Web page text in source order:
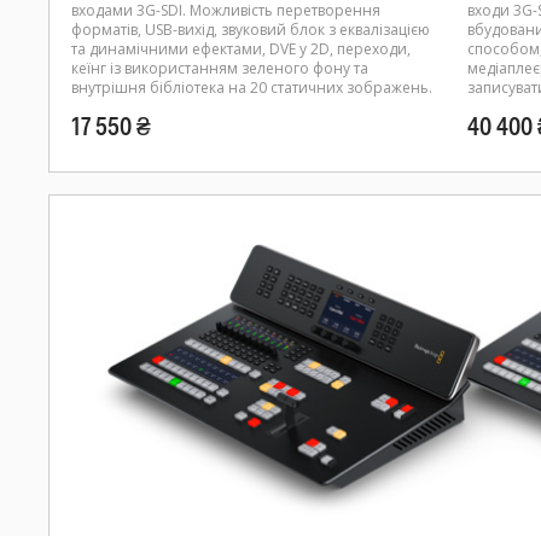
входами 3G-SDI. Можливість перетворення
форматів, USB-вихід, звуковий блок з еквалізацією
та динамічними ефектами, DVE у 2D, переходи,
кеїнг із використанням зеленого фону та
внутрішня бібліотека на 20 статичних зображень.
17 550 ₴
входи
40 400